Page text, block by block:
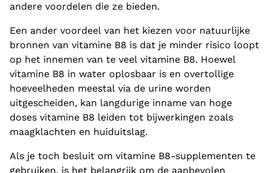
andere voordelen die ze bieden.
Een ander voordeel van het kiezen voor natuurlijke
bronnen van vitamine B8 is dat je minder risico loopt
op het innemen van te veel vitamine B8. Hoewel
vitamine B8 in water oplosbaar is en overtollige
hoeveelheden meestal via de urine worden
uitgescheiden, kan langdurige inname van hoge
doses vitamine B8 leiden tot bijwerkingen zoals
maagklachten en huiduitslag.
Als je toch besluit om vitamine B8-supplementen te
gebruiken, is het belangrijk om de aanbevolen